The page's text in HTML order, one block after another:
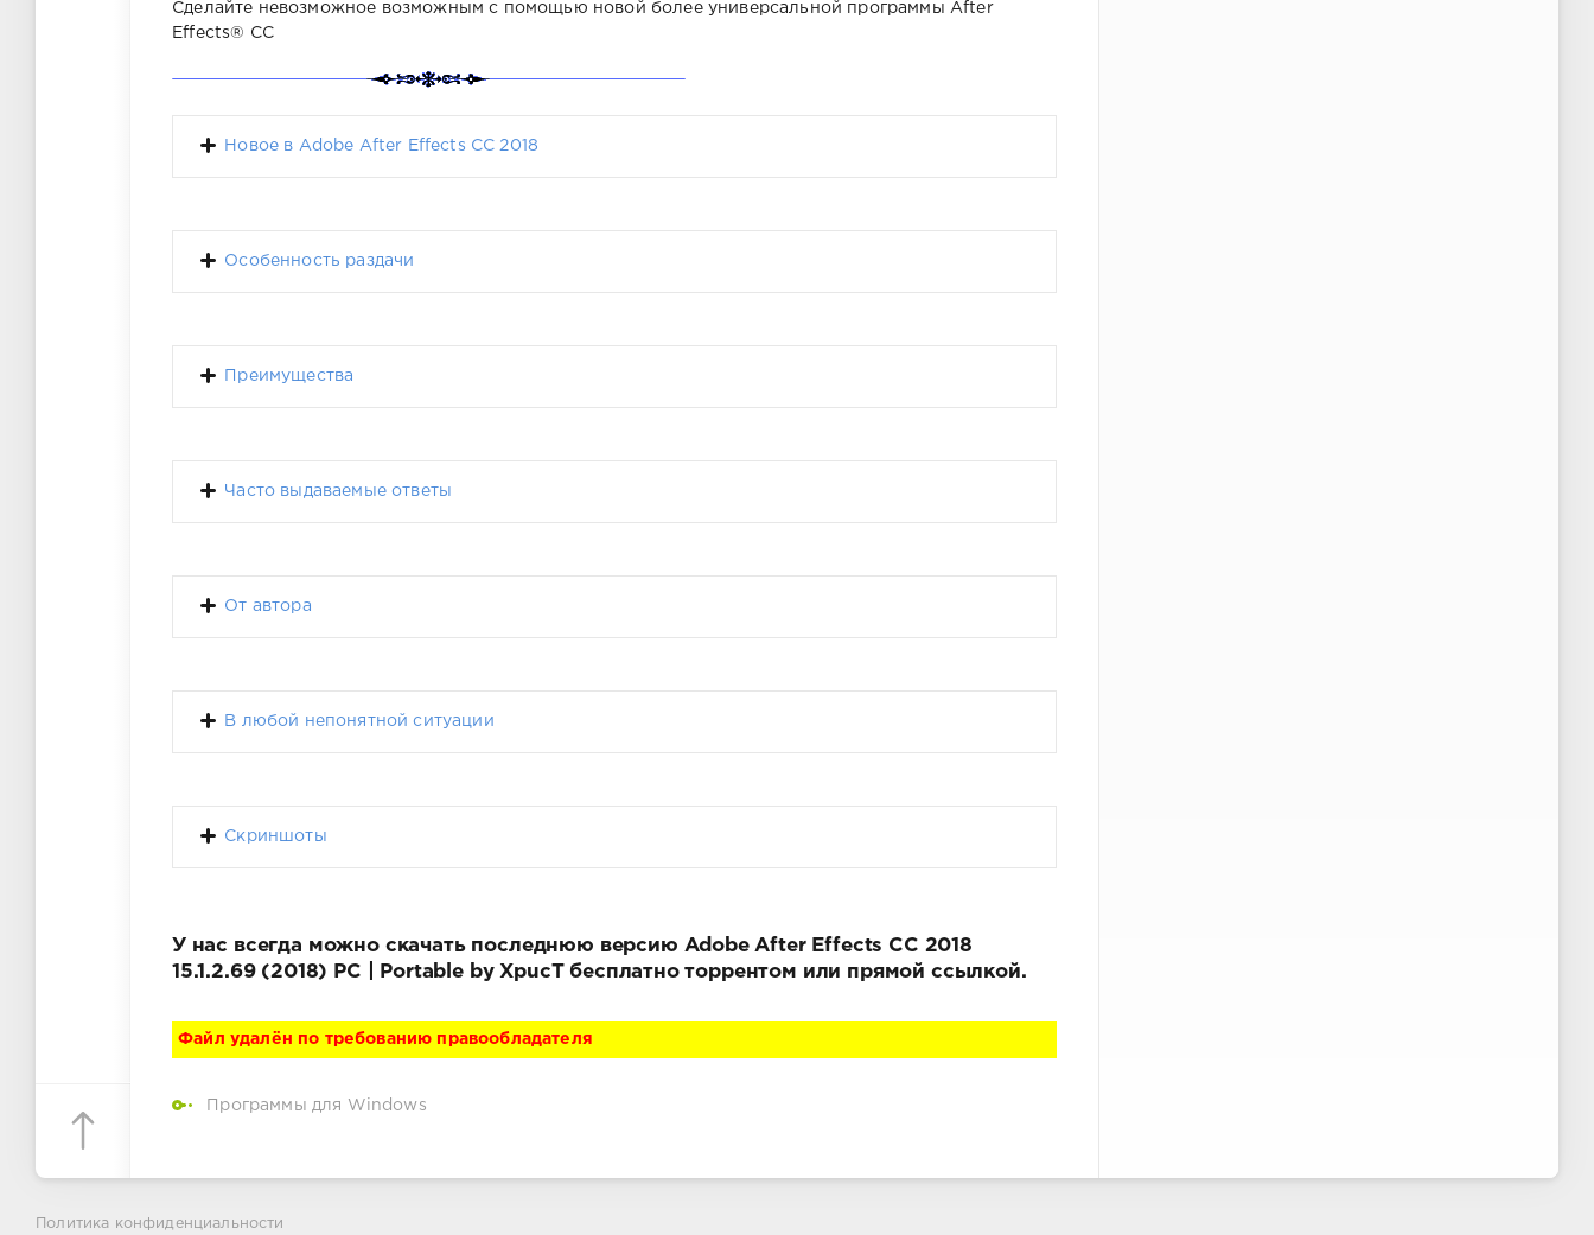
Сделайте невозможное возможным с помощью новой более универсальной программы After
Effects® CC
Новое в Adobe After Effects CC 2018
Особенность раздачи
Преимущества
Часто выдаваемые ответы
От автора
В любой непонятной ситуации
Скриншоты
У нас всегда можно скачать последнюю версию Adobe After Effects CC 2018
15.1.2.69 (2018) PC | Portable by XpucT бесплатно торрентом или прямой ссылкой.
Файл удалён по требованию правообладателя
Программы для Windows
Политика конфиденциальности